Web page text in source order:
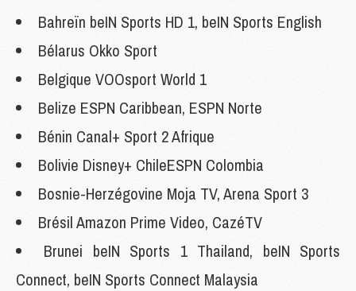
Bahreïn beIN Sports HD 1, beIN Sports English
Bélarus Okko Sport
Belgique VOOsport World 1
Belize ESPN Caribbean, ESPN Norte
Bénin Canal+ Sport 2 Afrique
Bolivie Disney+ ChileESPN Colombia
Bosnie-Herzégovine Moja TV, Arena Sport 3
Brésil Amazon Prime Video, CazéTV
Brunei beIN Sports 1 Thailand, beIN Sports
Connect, beIN Sports Connect Malaysia